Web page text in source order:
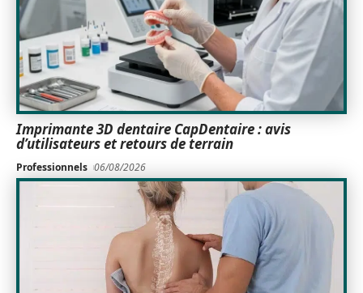
Imprimante 3D dentaire CapDentaire : avis
d’utilisateurs et retours de terrain
Professionnels 06/08/2026